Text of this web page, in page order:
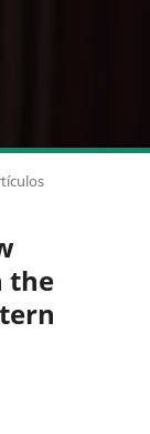
the